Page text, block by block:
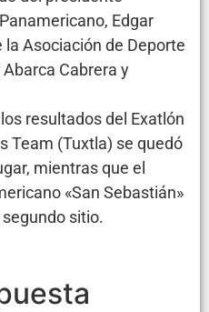
Edgar
Asociación de Deporte
Abarca Cabrera y
resultados del Exatlón
Team (Tuxtla) se quedó
mientras que el
«San Sebastián»
sitio.